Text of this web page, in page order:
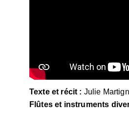
Texte et récit : Julie
Flûtes et instruments